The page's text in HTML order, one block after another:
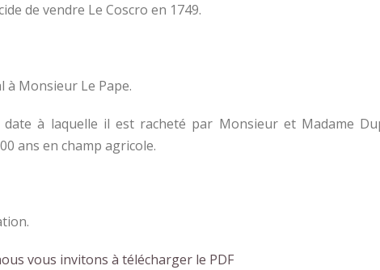
de vendre Le Coscro en 1749.
à Monsieur Le Pape.
à laquelle il est racheté par Monsieur et Madame
ans en champ agricole.
vous invitons à télécharger le PDF